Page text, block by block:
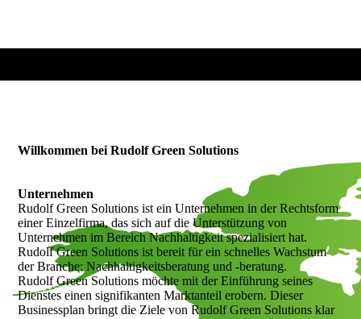
Willkommen bei Rudolf Green Solutions
Unternehmen
Rudolf Green Solutions ist ein Unternehmen in der Rechtsform
einer Einzelfirma, das sich auf die Unterstützung von
Unternehmen im Bereich Nachhaltigkeit spezialisiert hat.
Rudolf Green Solutions ist bereit für ein schnelles Wachstum
der Branche: Nachhaltigkeitsberatung und -beratung.
Rudolf Green Solutions möchte mit der Einführung seines
Dienstes einen signifikanten Marktanteil erobern. Dieser
Businessplan bringt die Ziele von Rudolf Green Solutions klar